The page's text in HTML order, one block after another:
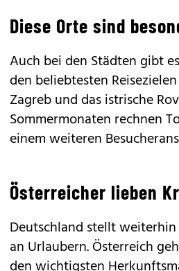
Diese Orte sind
Auch bei den Städten gibt
den beliebtesten
Zagreb und das istrische
Sommermonaten rechnen
einem weiteren
Österreicher lieben
Deutschland stellt
an Urlaubern. Österreich